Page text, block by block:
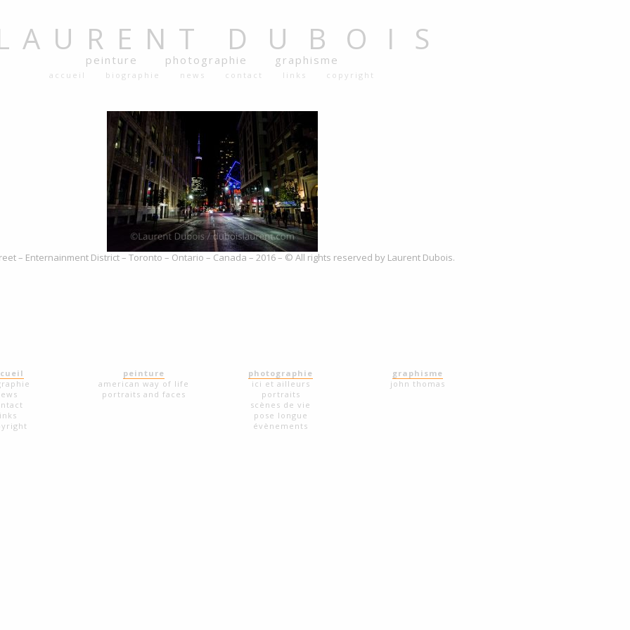
DUBOIS
peinture photographie graphisme
accueil biographie news contact links copyright
– Enternainment District – Toronto – Ontario – Canada – 2016 – © All rights reserved by Laurent Dubois.
peinture
american way of life
portraits and faces
photographie
ici et ailleurs
portraits
scènes de vie
pose longue
évènements
graphisme
john thomas